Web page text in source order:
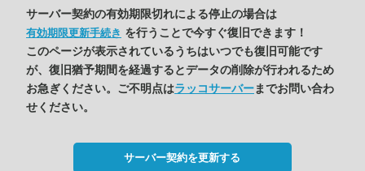
サーバー契約の有効期限切れによる停止の場合は
有効期限更新手続き を行うことで今すぐ復旧できます！
このページが表示されているうちはいつでも復旧可能です
が、復旧猶予期間を経過するとデータの削除が行われるため
お急ぎください。ご不明点はラッコサーバーまでお問い合わ
せください。
サーバー契約を更新する